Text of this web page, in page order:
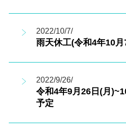
2022/10/7/
雨天休工(令和4年10月
2022/9/26/
令和4年9月26日(月
予定